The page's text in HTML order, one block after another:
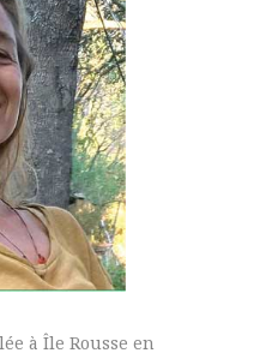
à Île Rousse en